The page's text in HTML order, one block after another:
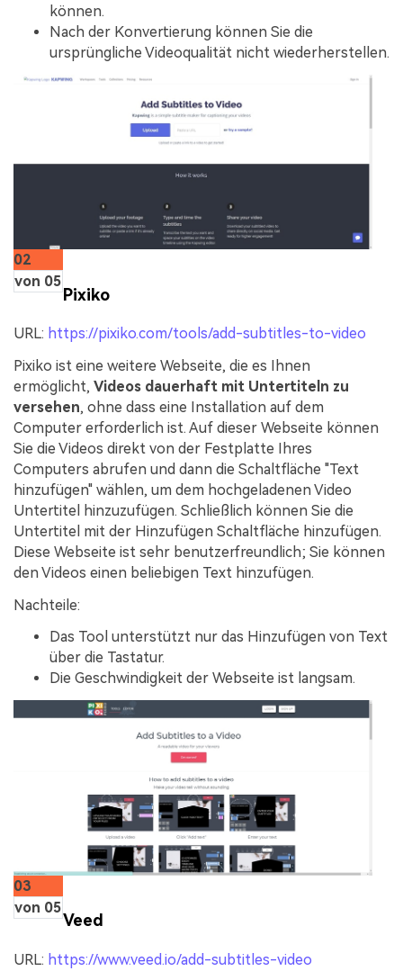
können.
Nach der Konvertierung können Sie die
ursprüngliche Videoqualität nicht wiederherstellen.
02
von 05
Pixiko
URL: https://pixiko.com/tools/add-subtitles-to-video
Pixiko ist eine weitere Webseite, die es Ihnen
ermöglicht, Videos dauerhaft mit Untertiteln zu
versehen, ohne dass eine Installation auf dem
Computer erforderlich ist. Auf dieser Webseite können
Sie die Videos direkt von der Festplatte Ihres
Computers abrufen und dann die Schaltfläche "Text
hinzufügen" wählen, um dem hochgeladenen Video
Untertitel hinzuzufügen. Schließlich können Sie die
Untertitel mit der Hinzufügen Schaltfläche hinzufügen.
Diese Webseite ist sehr benutzerfreundlich; Sie können
den Videos einen beliebigen Text hinzufügen.
Nachteile:
Das Tool unterstützt nur das Hinzufügen von Text
über die Tastatur.
Die Geschwindigkeit der Webseite ist langsam.
03
von 05
Veed
URL: https://www.veed.io/add-subtitles-video